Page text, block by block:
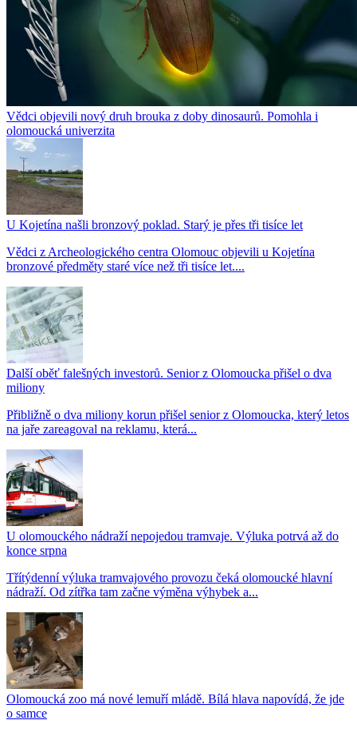
Vědci objevili nový druh brouka z doby dinosaurů. Pomohla i
olomoucká univerzita
U Kojetína našli bronzový poklad. Starý je přes tři tisíce let
Vědci z Archeologického centra Olomouc objevili u Kojetína
bronzové předměty staré více než tři tisíce let....
Další oběť falešných investorů. Senior z Olomoucka přišel o dva
miliony
Přibližně o dva miliony korun přišel senior z Olomoucka, který letos
na jaře zareagoval na reklamu, která...
U olomouckého nádraží nepojedou tramvaje. Výluka potrvá až do
konce srpna
Třítýdenní výluka tramvajového provozu čeká olomoucké hlavní
nádraží. Od zítřka tam začne výměna výhybek a...
Olomoucká zoo má nové lemuří mládě. Bílá hlava napovídá, že jde
o samce